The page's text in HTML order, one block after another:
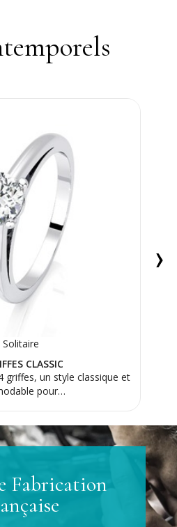
Solitaire
CLASSIC
griffes, un style classique et
pour…
›
Fabrication